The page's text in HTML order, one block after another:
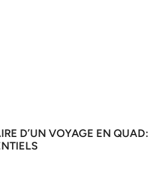
D’UN VOYAGE EN QUAD: